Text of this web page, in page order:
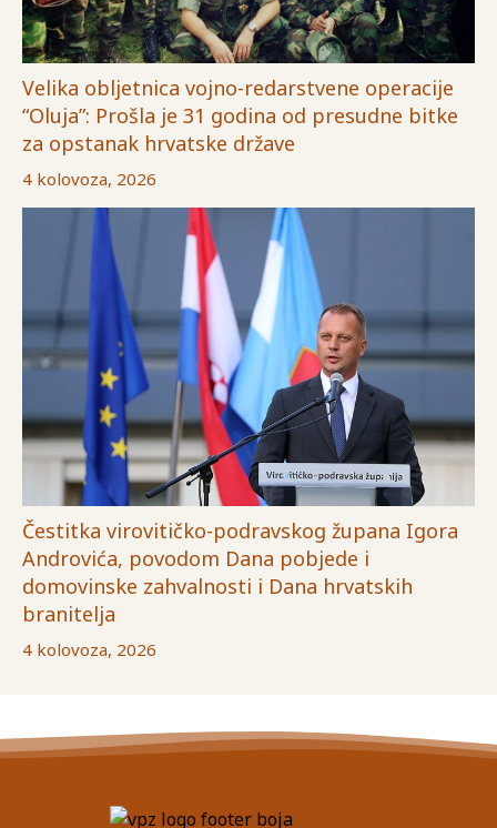
Velika obljetnica vojno-redarstvene operacije
“Oluja”: Prošla je 31 godina od presudne bitke
za opstanak hrvatske države
4 kolovoza, 2026
Čestitka virovitičko-podravskog župana Igora
Androvića, povodom Dana pobjede i
domovinske zahvalnosti i Dana hrvatskih
branitelja
4 kolovoza, 2026